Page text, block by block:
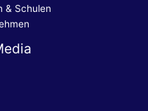
& Schulen